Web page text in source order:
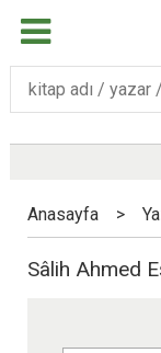
Anasayfa >
Sâlih Ahmed